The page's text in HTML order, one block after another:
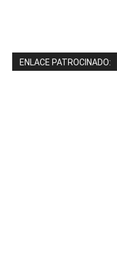
ENLACE PATROCINADO: